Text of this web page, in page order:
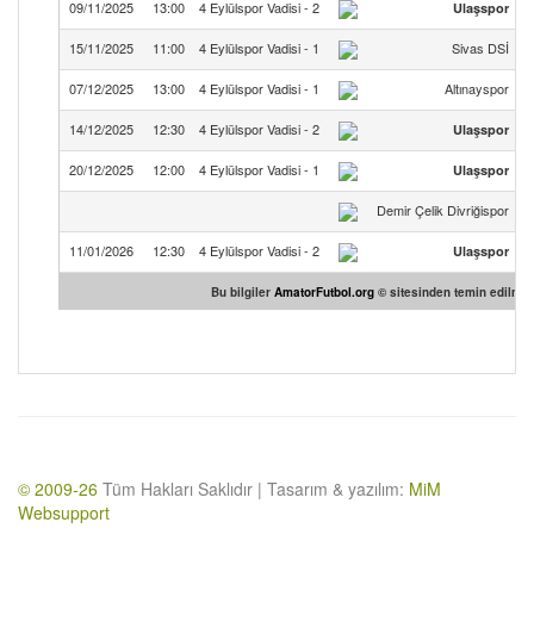
09/11/2025 13:00 4 Eylülspor Vadisi - 2 Ulaşspor
15/11/2025 11:00 4 Eylülspor Vadisi - 1 Sivas DSİ
07/12/2025 13:00 4 Eylülspor Vadisi - 1 Altınayspor
14/12/2025 12:30 4 Eylülspor Vadisi - 2 Ulaşspor
20/12/2025 12:00 4 Eylülspor Vadisi - 1 Ulaşspor
Demir Çelik Divriğispor
11/01/2026 12:30 4 Eylülspor Vadisi - 2 Ulaşspor
Bu bilgiler AmatorFutbol.org© sitesinden temin
© 2009-26 Tüm Hakları Saklıdır | Tasarım & yazılım: MiM
Websupport